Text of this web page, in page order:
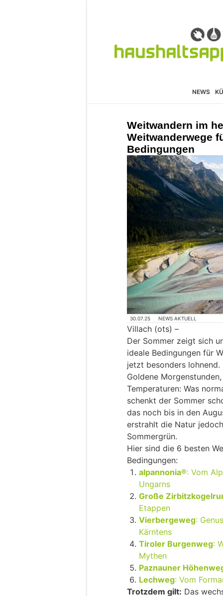
NEWS
Weitwandern im
Weitwanderwege
Bedingungen
30.07.25 NEWS AKTUELL
Villach (ots) –
Der Sommer zeigt sich
ideale Bedingungen für
jetzt besonders lohnend.
Goldene
Temperaturen: Was
schenkt der Sommer
das noch bis in den
erstrahlt die Natur
Sommergrün.
Hier sind die 6 besten
Bedingungen:
alpannonia®: Vom
Ungarns
Große
Etappen
Vierbergeweg:
Kärntens
Tiroler Burgenweg:
Mythen
Paznauner
Lechweg: Vom
Trotzdem gilt: Das